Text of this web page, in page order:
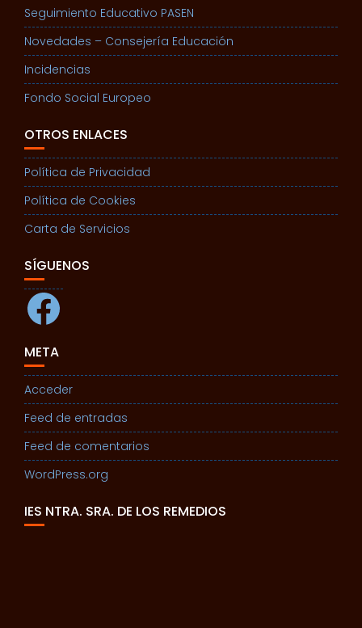
Seguimiento Educativo PASEN
Novedades – Consejería Educación
Incidencias
Fondo Social Europeo
OTROS ENLACES
Política de Privacidad
Política de Cookies
Carta de Servicios
SÍGUENOS
Facebook
META
Acceder
Feed de entradas
Feed de comentarios
WordPress.org
IES NTRA. SRA. DE LOS REMEDIOS